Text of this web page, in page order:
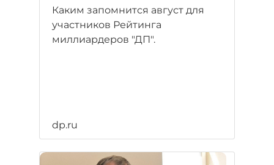
Каким запомнится август для
участников Рейтинга
миллиардеров "ДП".
dp.ru